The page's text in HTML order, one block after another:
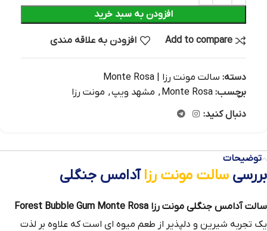
افزودن به سبد خرید
Add to compare افزودن به علاقه مندی
دسته: سالت مونت رزا | Monte Rosa
برچسب: Monte Rosa
, مشهد ویپ, مونت رزا
دنبال کنید:
توضیحات
بررسی سالت مونت رزاآدامس جنگلی
سالت آدامس جنگلی مونت رزا Forest Bubble Gum Monte Rosa
یک تجربه شیرین و دلپذیر از طعم میوه‌ ای است که علاوه بر لذت‌